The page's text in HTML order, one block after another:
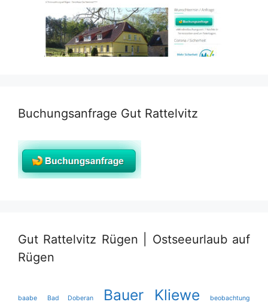
Buchungsanfrage Gut Rattelvitz
Gut Rattelvitz Rügen | Ostseeurlaub auf
Rügen
baabe Bad Doberan Bauer Kliewe beobachtung